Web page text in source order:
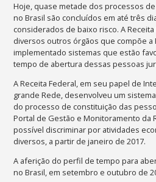
Hoje, quase metade dos processos
no Brasil são concluídos em até três
considerados de baixo risco. A
diversos outros órgãos que compõe a
implementado sistemas que estão
tempo de abertura dessas pessoas
A Receita Federal, em seu papel de
grande Rede, desenvolveu um
do processo de constituição das
Portal de Gestão e Monitoramento da
possível discriminar por atividades
diversos, a partir de janeiro de 2017.
A aferição do perfil de tempo para
no Brasil, em setembro e outubro de